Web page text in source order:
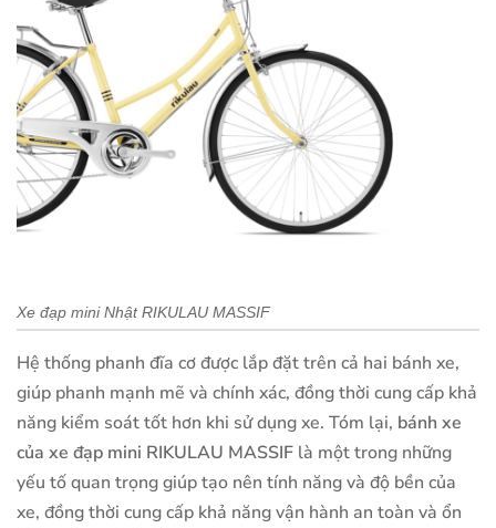
Xe đạp mini Nhật RIKULAU MASSIF
Hệ thống phanh đĩa cơ được lắp đặt trên cả hai bánh xe,
giúp phanh mạnh mẽ và chính xác, đồng thời cung cấp khả
năng kiểm soát tốt hơn khi sử dụng xe. Tóm lại, bánh xe
của xe đạp mini RIKULAU MASSIF là một trong những
yếu tố quan trọng giúp tạo nên tính năng và độ bền của
xe, đồng thời cung cấp khả năng vận hành an toàn và ổn